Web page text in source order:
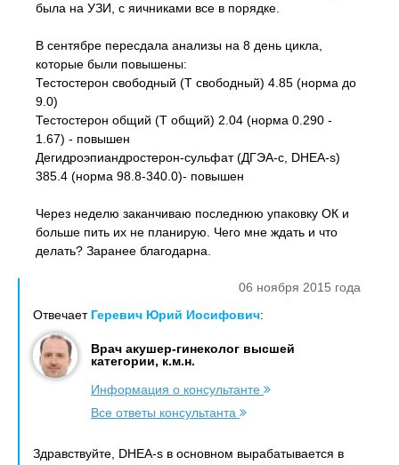
была на УЗИ, с яичниками все в порядке.
В сентябре пересдала анализы на 8 день цикла,
которые были повышены:
Тестостерон свободный (Т свободный) 4.85 (норма до
9.0)
Тестостерон общий (Т общий) 2.04 (норма 0.290 -
1.67) - повышен
Дегидроэпиандростерон-сульфат (ДГЭА-с, DHEA-s)
385.4 (норма 98.8-340.0)- повышен
Через неделю заканчиваю последнюю упаковку ОК и
больше пить их не планирую. Чего мне ждать и что
делать? Заранее благодарна.
06 ноября 2015 года
Отвечает Геревич Юрий Иосифович:
Врач акушер-гинеколог высшей
категории, к.м.н.
Информация о консультанте
Все ответы консультанта
Здравствуйте, DHEA-s в основном вырабатывается в